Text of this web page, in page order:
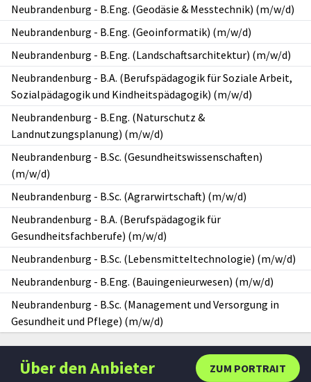
Neubrandenburg - B.Eng. (Geodäsie & Messtechnik) (m/w/d)
Neubrandenburg - B.Eng. (Geoinformatik) (m/w/d)
Neubrandenburg - B.Eng. (Landschaftsarchitektur) (m/w/d)
Neubrandenburg - B.A. (Berufspädagogik für Soziale Arbeit,
Sozialpädagogik und Kindheitspädagogik) (m/w/d)
Neubrandenburg - B.Eng. (Naturschutz &
Landnutzungsplanung) (m/w/d)
Neubrandenburg - B.Sc. (Gesundheitswissenschaften)
(m/w/d)
Neubrandenburg - B.Sc. (Agrarwirtschaft) (m/w/d)
Neubrandenburg - B.A. (Berufspädagogik für
Gesundheitsfachberufe) (m/w/d)
Neubrandenburg - B.Sc. (Lebensmitteltechnologie) (m/w/d)
Neubrandenburg - B.Eng. (Bauingenieurwesen) (m/w/d)
Neubrandenburg - B.Sc. (Management und Versorgung in
Gesundheit und Pflege) (m/w/d)
ZUM PORTRAIT
Über den Anbieter